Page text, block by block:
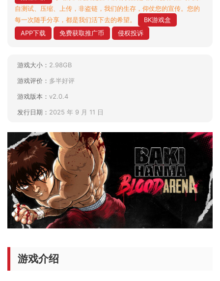
自测试、压缩、上传，非盗链，我们的生存，仰仗您的宣传。您的
每一次随手分享，都是我们活下去的希望。
BK游戏盒
APP下载
免费获取推广币 侵权投诉
游戏大小： 2.98GB
游戏评价： 多半好评
游戏版本： v2.0.4
发行日期： 2025 年 9 月 11 日
游戏介绍